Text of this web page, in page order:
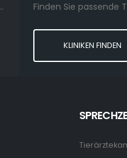
dem Formular anmelden. Finden Sie passende
KLINIKEN FINDEN